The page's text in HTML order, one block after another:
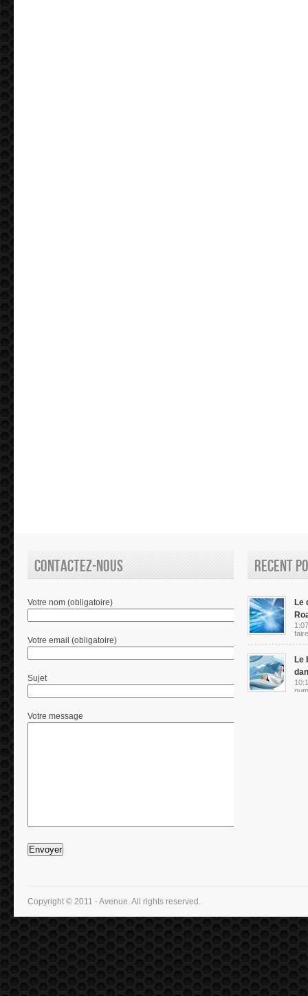
Contactez-nous
Votre nom (obligatoire)
Votre email (obligatoire)
Sujet
Votre message
Recent
Le
Le
Copyright © 2011 - Avenue. All rights reserved.